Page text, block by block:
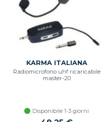
KARMA ITALIANA
Radiomicrofono uhf ricaricabile
master-20
Disponibile 1-3 giorni